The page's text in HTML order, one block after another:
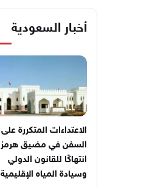
أخبار السعودية
الاعتداءات المتكررة على
السفن في مضيق هرمز
انتهاكًا للقانون الدولي
وسيادة المياه الإقليمية